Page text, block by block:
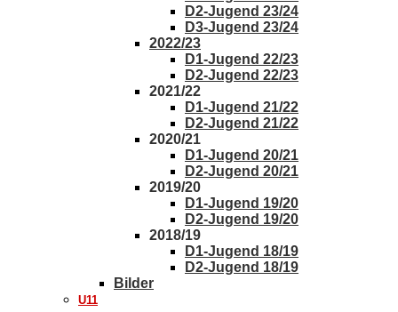
D2-Jugend 23/24
D3-Jugend 23/24
2022/23
D1-Jugend 22/23
D2-Jugend 22/23
2021/22
D1-Jugend 21/22
D2-Jugend 21/22
2020/21
D1-Jugend 20/21
D2-Jugend 20/21
2019/20
D1-Jugend 19/20
D2-Jugend 19/20
2018/19
D1-Jugend 18/19
D2-Jugend 18/19
Bilder
U11